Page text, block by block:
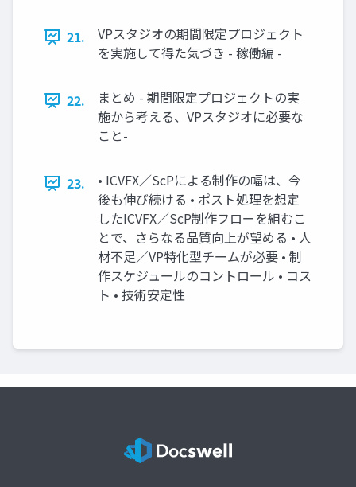
21.
VPスタジオの期間限定プロジェクト
を実施して得た気づき - 稼働編 -
22.
まとめ - 期間限定プロジェクトの実
施から考える、VPスタジオに必要な
こと-
23.
• ICVFX／ScPによる制作の幅は、今
後も伸び続ける • ポスト処理を想定
したICVFX／ScP制作フローを組むこ
とで、さらなる品質向上が望める • 人
材不足／VP特化型チームが必要 • 制
作スケジュールのコントロール • コス
ト • 技術安定性